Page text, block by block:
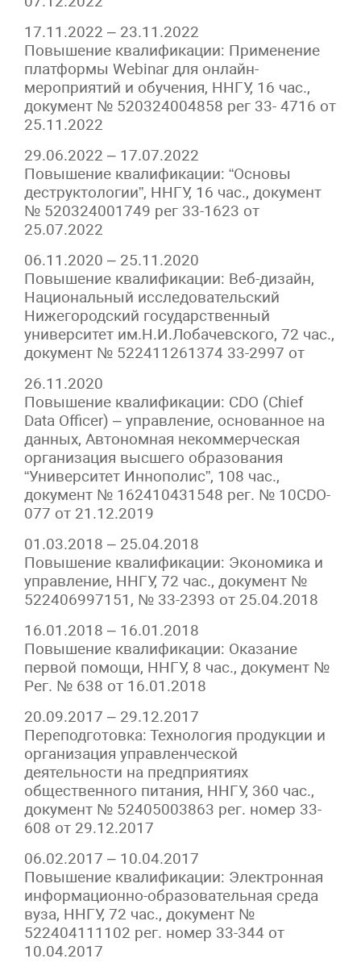
17.11.2022 – 23.11.2022
Повышение квалификации: Применение
платформы Webinar для онлайн-
мероприятий и обучения, ННГУ, 16 час.,
документ № 520324004858 рег 33- 4716 от
25.11.2022
29.06.2022 – 17.07.2022
Повышение квалификации: “Основы
деструктологии”, ННГУ, 16 час., документ
№ 520324001749 рег 33-1623 от
25.07.2022
06.11.2020 – 25.11.2020
Повышение квалификации: Веб-дизайн,
Национальный исследовательский
Нижегородский государственный
университет им.Н.И.Лобачевского, 72 час.,
документ № 522411261374 33-2997 от
26.11.2020
Повышение квалификации: CDO (Chief
Data Officer) – управление, основанное на
данных, Автономная некоммерческая
организация высшего образования
“Университет Иннополис”, 108 час.,
документ № 162410431548 рег. № 10CDO-
077 от 21.12.2019
01.03.2018 – 25.04.2018
Повышение квалификации: Экономика и
управление, ННГУ, 72 час., документ №
522406997151, № 33-2393 от 25.04.2018
16.01.2018 – 16.01.2018
Повышение квалификации: Оказание
первой помощи, ННГУ, 8 час., документ №
Рег. № 638 от 16.01.2018
20.09.2017 – 29.12.2017
Переподготовка: Технология продукции и
организация управленческой
деятельности на предприятиях
общественного питания, ННГУ, 360 час.,
документ № 52405003863 рег. номер 33-
608 от 29.12.2017
06.02.2017 – 10.04.2017
Повышение квалификации: Электронная
информационно-образовательная среда
вуза, ННГУ, 72 час., документ №
522404111102 рег. номер 33-344 от
10.04.2017